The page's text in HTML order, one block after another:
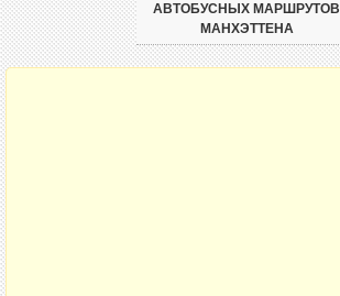
АВТОБУСНЫХ МАРШРУТОВ
МАНХЭТТЕНА